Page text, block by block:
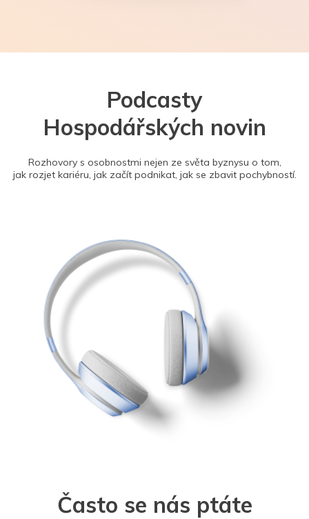
Podcasty
Hospodářských novin
Rozhovory s osobnostmi nejen ze světa byznysu o tom,
jak rozjet kariéru, jak začít podnikat, jak se zbavit pochybností.
Často se nás ptáte